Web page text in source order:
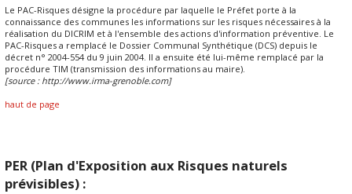
Le PAC-Risques désigne la procédure par laquelle le Préfet porte à la
connaissance des communes les informations sur les risques nécessaires à la
réalisation du DICRIM et à l'ensemble des actions d'information préventive. Le
PAC-Risques a remplacé le Dossier Communal Synthétique (DCS) depuis le
décret n° 2004-554 du 9 juin 2004. Il a ensuite été lui-même remplacé par la
procédure TIM (transmission des informations au maire).
[source : http://www.irma-grenoble.com]
haut de page
PER (Plan d'Exposition aux Risques naturels
prévisibles) :